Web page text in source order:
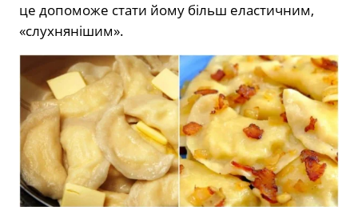
це допоможе стати йому більш еластичним,
«слухнянішим».